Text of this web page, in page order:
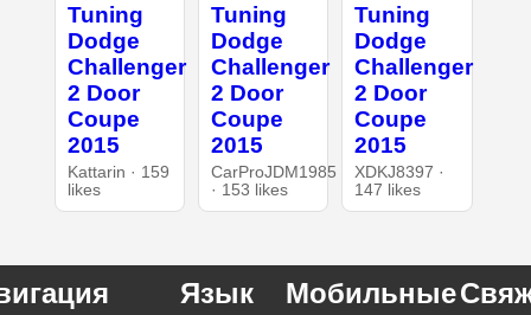
Tuning
Dodge
Challenger
2 Door
Coupe
2015
Kattarin · 159
likes
Tuning
Dodge
Challenger
2 Door
Coupe
2015
CarProJDM1985
· 153 likes
Tuning
Dodge
Challenger
2 Door
Coupe
2015
XDKJ8397 ·
147 likes
Язык
Мобильные